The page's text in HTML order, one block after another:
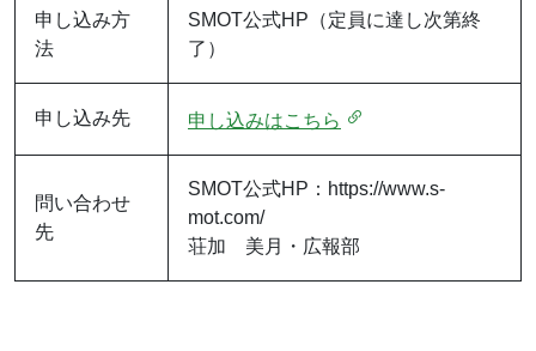
申し込み方
法
SMOT公式HP（定員に達し次第終
了）
申し込み先 申し込みはこちら
問い合わせ
先
SMOT公式HP：https://www.s-
mot.com/
荘加 美月・広報部